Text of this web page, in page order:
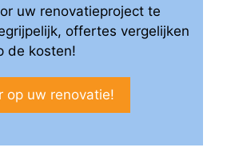
uw renovatieproject te
offertes vergelijken
de kosten!
op uw renovatie!